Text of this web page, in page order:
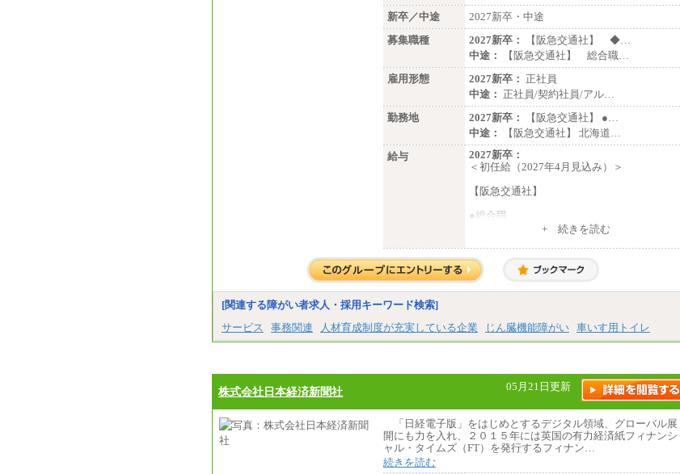
新卒／中途
2027新卒・中途
募集職種
2027新卒：
【阪急交通社】 ◆…
中途：
【阪急交通社】 総合職…
雇用形態
2027新卒： 正社員
中途： 正社員/契約社員/アル…
勤務地
2027新卒：
【阪急交通社】 ●…
中途：
【阪急交通社】 北海道…
給与
2027新卒：
＜初任給（2027年4月見込み）＞
【阪急交通社】
●総合職
月給250,000円(※1)、247,000円(※2)、242,
000円(※3)、239,000円(※4)、237,000円（※
5）
5）
※3…愛知県、静岡県
※4…北海道、宮城県、栃木県、群馬県、長
野県、新潟県、富山県、石川県、岡山県、広
島県、山口県、香川県、福岡県
※5…青森県、鳥取県、島根県、愛媛県、高
知県、大分県、長崎県、熊本県、宮崎県、鹿
児島県、沖縄県、福島県、山形県
・月給には一律地域手当を含んだ金額を表示
+ 続きを読む
[関連する障がい者求人・採用キーワード検索]
サービス
事務関連 人材育成制度が充実している企業 じん臓機能障がい 車いす用トイレ
株式会社日本経済新聞社 05月21日更新
「日経電子版」をはじめとするデジタル領域、グローバル展
開にも力を入れ、２０１５年には英国の有力経済紙フィナンシ
ャル・タイムズ（FT）を発行するフィナン…
続きを読む